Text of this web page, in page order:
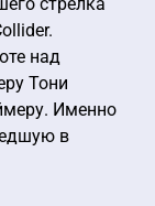
над
Тони
Именно
в